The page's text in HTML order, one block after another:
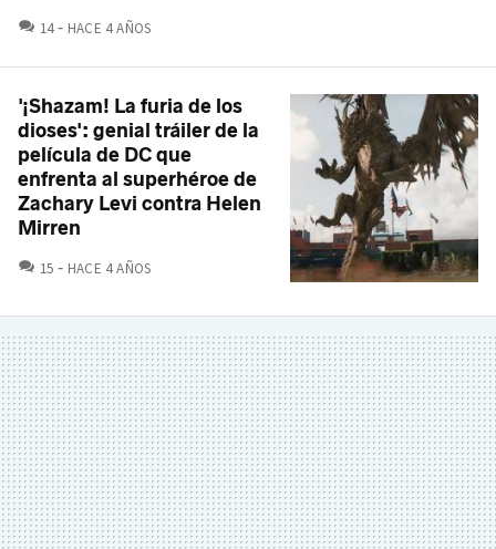
14 COMENTARIOS
HACE 4 AÑOS
'¡Shazam! La furia de los
dioses': genial tráiler de la
película de DC que
enfrenta al superhéroe de
Zachary Levi contra Helen
Mirren
15 COMENTARIOS
HACE 4 AÑOS